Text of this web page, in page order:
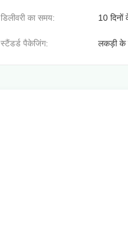
डिलीवरी का समय: 10 दिनों
स्टैंडर्ड पैकेजिंग: लकड़ी के